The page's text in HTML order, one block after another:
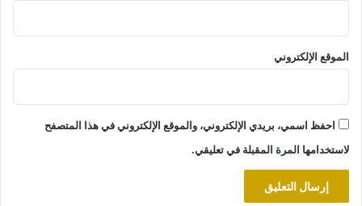
الموقع الإلكتروني
احفظ اسمي، بريدي الإلكتروني، والموقع الإلكتروني في هذا المتصفح
لاستخدامها المرة المقبلة في تعليقي.